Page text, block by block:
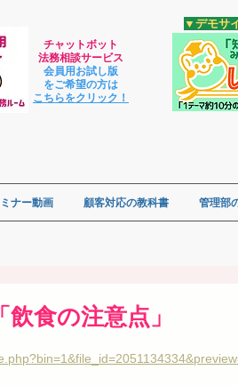
チャットボット
法務相談サービス
会員用お試し版
をご希望の方は
​こちらをクリック！
​▼デモサ
ナー動画 顧客対応の教科書 管理部
食の注意点」